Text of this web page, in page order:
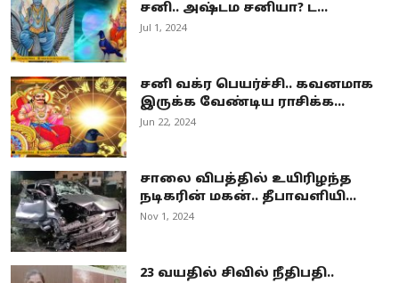
சனி.. அஷ்டம சனியா? ட...
Jul 1, 2024
சனி வக்ர பெயர்ச்சி.. கவனமாக
இருக்க வேண்டிய ராசிக்க...
Jun 22, 2024
சாலை விபத்தில் உயிரிழந்த
நடிகரின் மகன்.. தீபாவளியி...
Nov 1, 2024
23 வயதில் சிவில் நீதிபதி..